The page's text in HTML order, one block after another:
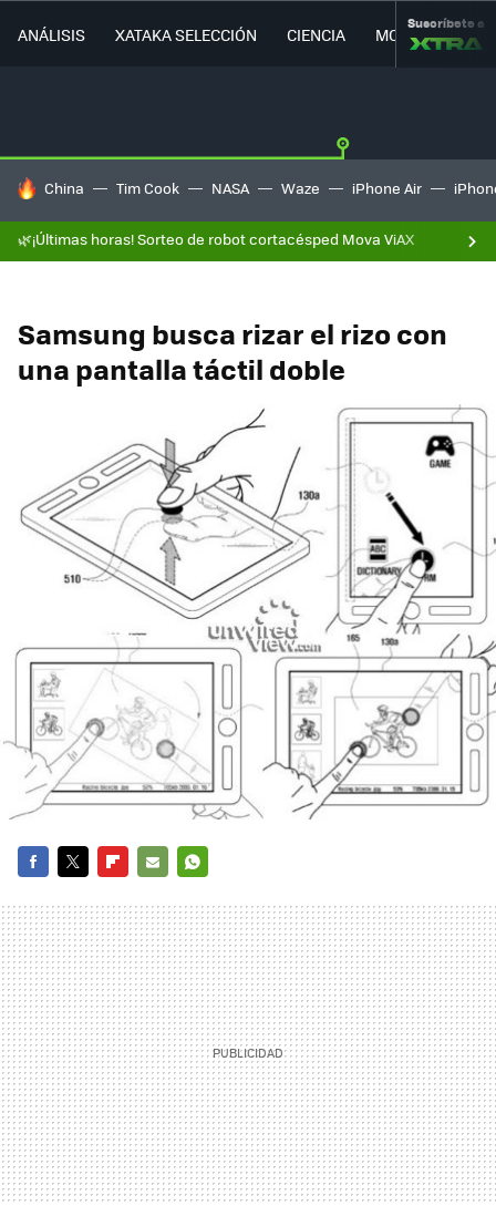
ANÁLISIS XATAKA SELECCIÓN CIENCIA MOVILIDAD
Suscríbete a
HOY SE HABLA DE
China Tim Cook NASA Waze iPhone Air
🌿¡Últimas horas! Sorteo de robot cortacésped Mova ViAX
Samsung busca rizar el rizo con
una pantalla táctil doble
MAIL